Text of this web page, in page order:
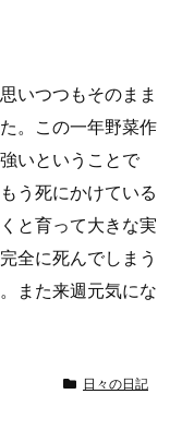
いつつもそのまま
。この一年野菜作
いということで
う死にかけている
と育って大きな実
全に死んでしまう
また来週元気にな
日々の日記